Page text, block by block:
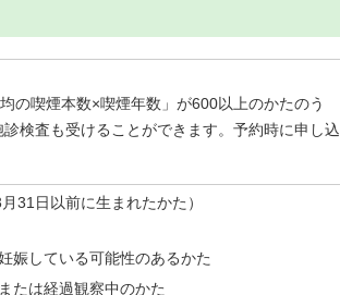
の喫煙本数×喫煙年数」が600以上のかたのう
検査も受けることができます。予約時に申し込
月31日以前に生まれたかた）
娠している可能性のあるかた
たは経過観察中のかた